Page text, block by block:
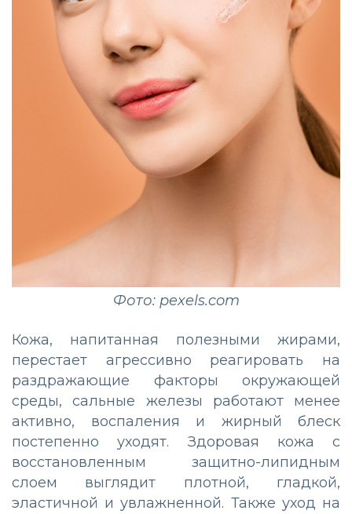
Фото: pexels.com
Кожа, напитанная полезными жирами,
перестает агрессивно реагировать на
раздражающие факторы окружающей
среды, сальные железы работают менее
активно, воспаления и жирный блеск
постепенно уходят. Здоровая кожа с
восстановленным защитно-липидным
слоем выглядит плотной, гладкой,
эластичной и увлажненной. Также уход на